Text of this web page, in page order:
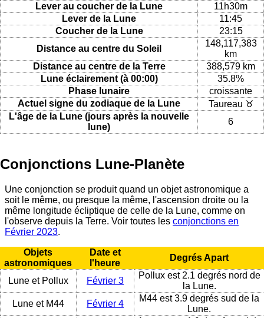
Lever au coucher de la Lune
11h30m
Lever de la Lune
11:45
Coucher de la Lune
23:15
Distance au centre du Soleil
148,117,383
km
Distance au centre de la Terre
388,579 km
Lune éclairement (à 00:00)
35.8%
Phase lunaire
croissante
Actuel signe du zodiaque de la Lune
Taureau ♉
L'âge de la Lune (jours après la nouvelle
lune)
6
Conjonctions Lune-Planète
Une conjonction se produit quand un objet astronomique a
soit le même, ou presque la même, l'ascension droite ou la
même longitude écliptique de celle de la Lune, comme on
l'observe depuis la Terre. Voir toutes les conjonctions en
Février 2023.
Objets
astronomiques
Date et
l'heure
Degrés Apart
Lune et Pollux Février 3
Pollux est 2.1 degrés nord de
la Lune.
Lune et M44
Février 4
M44 est 3.9 degrés sud de la
Lune.